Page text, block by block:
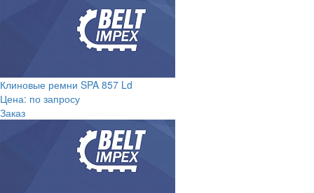
Клиновые ремни SPA 857 Ld
Цена: по запросу
Заказ